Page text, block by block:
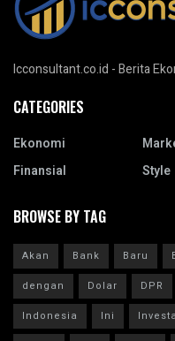
Icconsultant.co.id - Berita
CATEGORIES
Ekonomi
Finansial
Style
BROWSE BY TAG
Akan Bank Baru
dengan
Dolar DPR
Indonesia
Ini